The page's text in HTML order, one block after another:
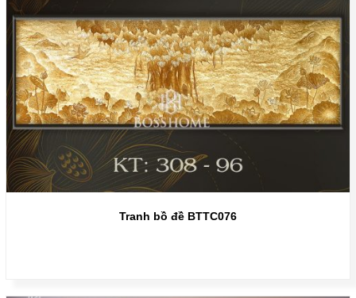
Tranh bồ đề BTTC076